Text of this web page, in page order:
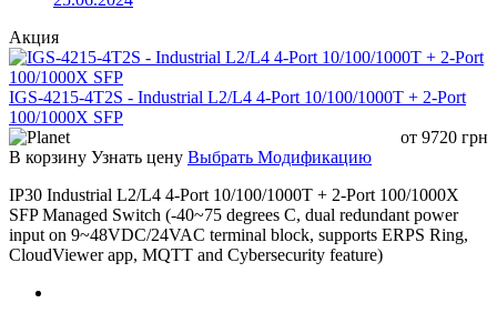
Акция
IGS-4215-4T2S - Industrial L2/L4 4-Port 10/100/1000T + 2-Port
100/1000X SFP
от 9720 грн
В корзину Узнать цену Выбрать Модификацию
IP30 Industrial L2/L4 4-Port 10/100/1000T + 2-Port 100/1000X
SFP Managed Switch (-40~75 degrees C, dual redundant power
input on 9~48VDC/24VAC terminal block, supports ERPS Ring,
CloudViewer app, MQTT and Cybersecurity feature)